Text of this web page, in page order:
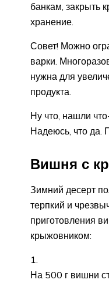
банкам, закрыть
хранение.
Совет! Можно
варки.
нужна для
продукта.
Ну что, нашли
Надеюсь, что да.
Вишня с
Зимний десерт
терпкий и
приготовления
крыжовником:
На 500 г вишни